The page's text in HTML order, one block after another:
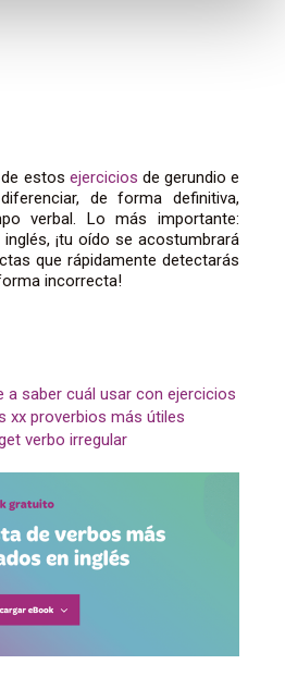
estos ejercicios de gerundio e
de forma definitiva,
verbal. Lo más importante:
inglés, ¡tu oído se acostumbrará
que rápidamente detectarás
incorrecta!
a saber cuál usar con ejercicios
xx proverbios más útiles
verbo irregular